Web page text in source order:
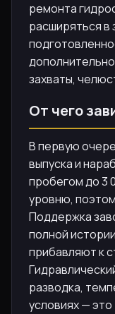
ремонта
расширяться в
захваты,
От чего
В первую
выпуска и
пробегом до 3
уровню,
Поддержка
полной
прибавляют к
разводка,
условиях —